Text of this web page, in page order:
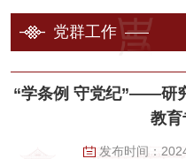
党群工作
“学条例 守党纪”——研
教育
发布时间：